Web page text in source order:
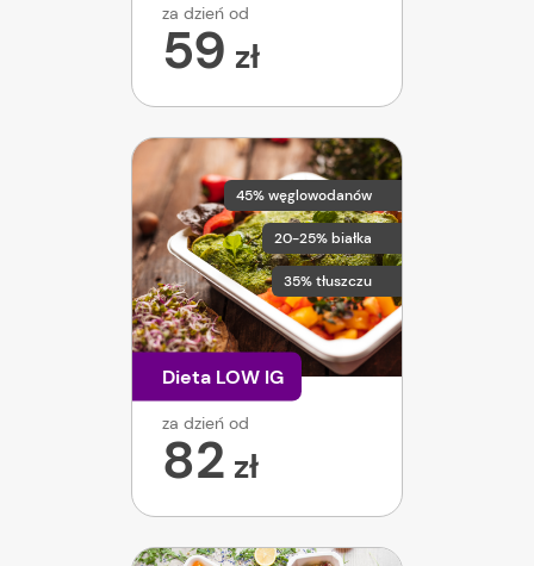
za dzień od
59 zł
45% węglowodanów
20-25% białka
35% tłuszczu
Dieta LOW IG
za dzień od
82 zł